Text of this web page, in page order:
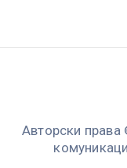
Авторски права